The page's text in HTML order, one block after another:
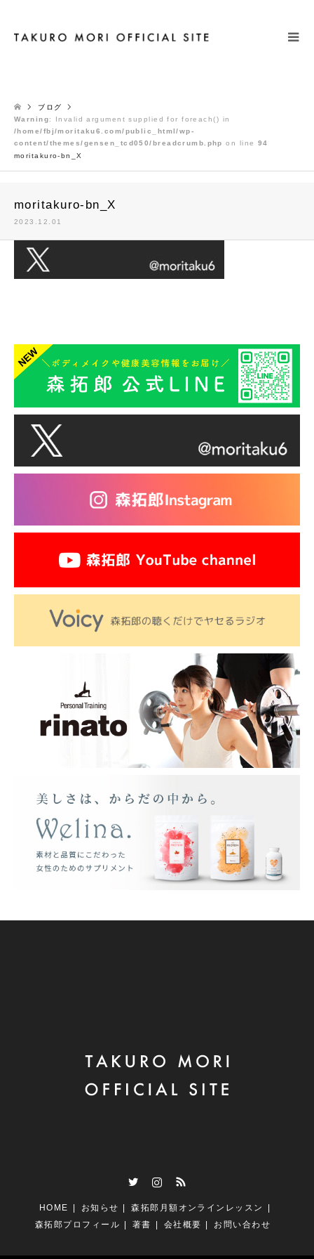
ブログ
Warning: Invalid argument supplied for foreach() in
/home/fbj/moritaku6.com/public_html/wp-
content/themes/gensen_tcd050/breadcrumb.php on line 94
moritakuro-bn_X
moritakuro-bn_X
2023.12.01
HOME お知らせ
森拓郎月額オンラインレッスン
森拓郎プロフィール
著書 会社概要 お問い合わせ